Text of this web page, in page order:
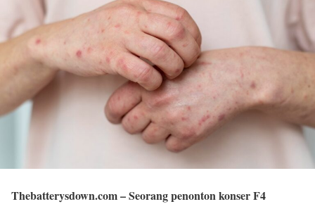
Thebatterysdown.com– Seorang penonton konser F4